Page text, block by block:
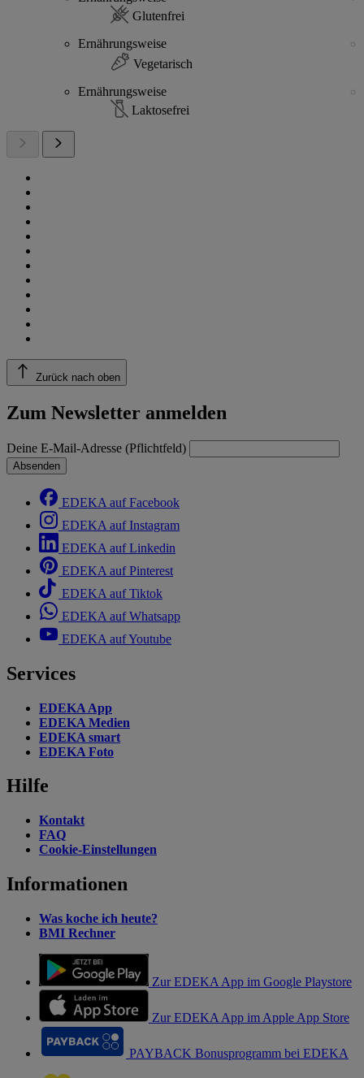
Glutenfrei
Ernährungsweise
Vegetarisch
Ernährungsweise
Laktosefrei
Zurück nach oben
Zum Newsletter anmelden
Deine E-Mail-Adresse (Pflichtfeld)
Absenden
EDEKA auf Facebook
EDEKA auf Instagram
EDEKA auf Linkedin
EDEKA auf Pinterest
EDEKA auf Tiktok
EDEKA auf Whatsapp
EDEKA auf Youtube
Services
EDEKA App
EDEKA Medien
EDEKA smart
EDEKA Foto
Hilfe
Kontakt
FAQ
Cookie-Einstellungen
Informationen
Was koche ich heute?
BMI Rechner
Zur EDEKA App im Google Playstore
Zur EDEKA App im Apple App Store
PAYBACK Bonusprogramm bei EDEKA